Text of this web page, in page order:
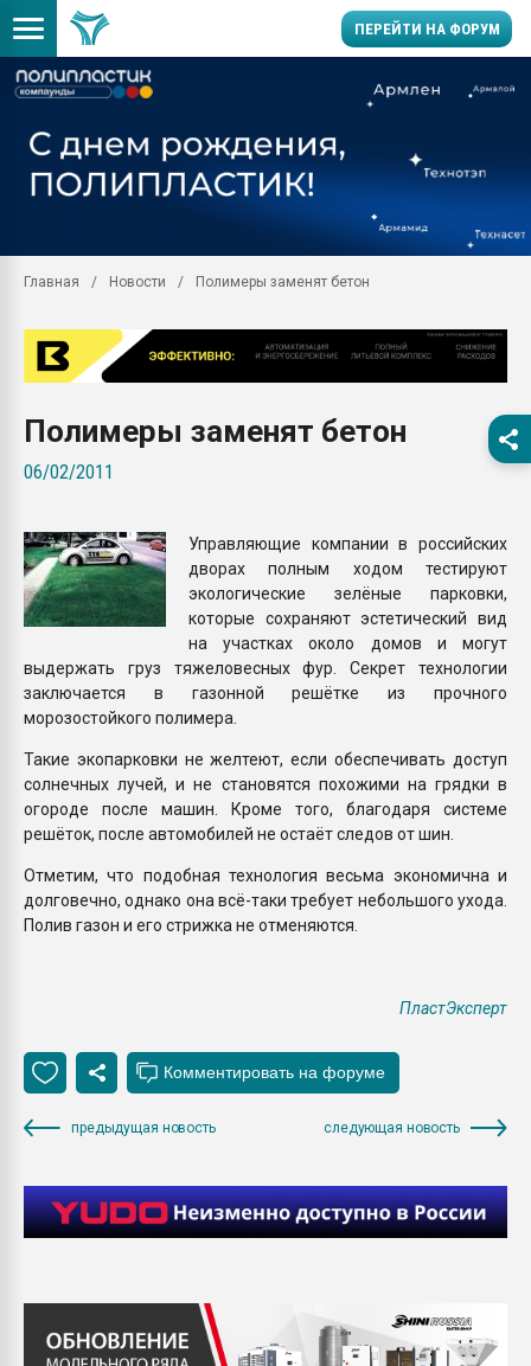
ПЕРЕЙТИ НА ФОРУМ
заводу пластмасс"
Помощь в подборе
Вакуум-формовочные
ближайшее
первый план в
Всё, что касается
бутылок
ПЕРЕЙТИ НА
Главная Новости Полимеры заменят бетон
Полимеры заменят бетон
06/02/2011
Управляющие компании в российских
дворах полным ходом тестируют
экологические зелёные парковки,
которые сохраняют эстетический вид
на участках около домов и могут
выдержать груз тяжеловесных фур. Секрет технологии
заключается в газонной решётке из прочного
морозостойкого полимера.
Такие экопарковки не желтеют, если обеспечивать доступ
солнечных лучей, и не становятся похожими на грядки в
огороде после машин. Кроме того, благодаря системе
решёток, после автомобилей не остаёт следов от шин.
Отметим, что подобная технология весьма экономична и
долговечно, однако она всё-таки требует небольшого ухода.
Полив газон и его стрижка не отменяются.
ПластЭксперт
предыдущая новость следующая новость